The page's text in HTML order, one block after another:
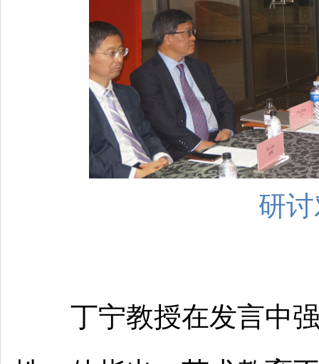
研
丁宁教授在发言中强